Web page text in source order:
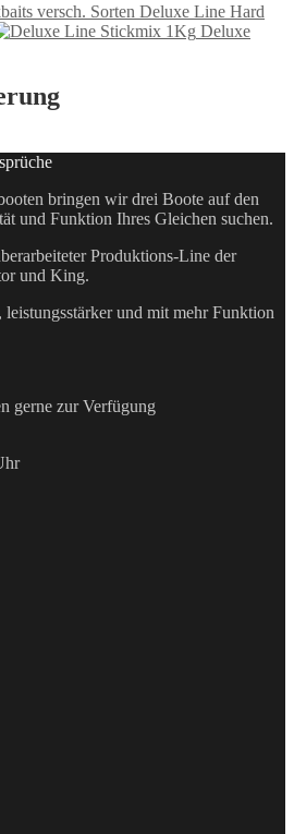
Deluxe Line Hard
Deluxe
bringen wir drei Boote auf den
und Funktion Ihres Gleichen suchen.
Produktions-Line der
und King.
und mit mehr Funktion
gerne zur Verfügung